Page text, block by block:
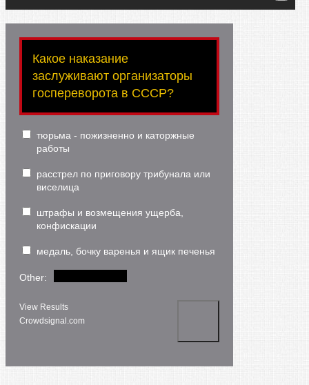
Какое наказание
заслуживают организаторы
госпереворота в СССР?
тюрьма - пожизненно и каторжные
работы
расстрел по приговору трибунала или
виселица
штрафы и возмещения ущерба,
конфискации
медаль, бочку варенья и ящик печенья
Other:
View Results
Crowdsignal.com